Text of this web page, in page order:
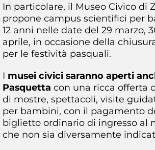
In particolare, il Museo Civico di
propone campus scientifici per
12 anni nelle date del 29 marzo,
aprile, in occasione della
per le festività pasquali.
I musei civici saranno aperti
Pasquetta con una ricca offerta
di mostre, spettacoli, visite
per bambini, con il pagamento
biglietto ordinario di ingresso al
che non sia diversamente